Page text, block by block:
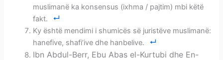
muslimanë ka konsensus (ixhma / pajtim) mbi këtë
fakt.
Ky është mendimi i shumicës së juristëve muslimanë:
hanefive, shafi’ive dhe hanbelive.
Ibn Abdul-Berr, Ebu Abas el-Kurtubi dhe En-